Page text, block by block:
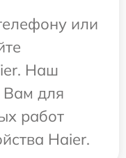
или
Наш
Вам для
работ
Haier.